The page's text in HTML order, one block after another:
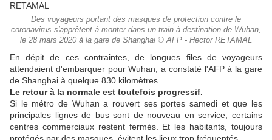
Des voyageurs portant des masques de protection contre le
coronavirus s'apprêtent à monter dans un train à destination de Wuhan,
le 28 mars 2020 à la gare de Shanghai © AFP - Hector RETAMAL
En dépit de ces contraintes, de longues files de voyageurs
attendaient d'embarquer pour Wuhan, a constaté l'AFP à la gare
de Shanghai à quelque 830 kilomètres.
Le retour à la normale est toutefois progressif.
Si le métro de Wuhan a rouvert ses portes samedi et que les
principales lignes de bus sont de nouveau en service, certains
centres commerciaux restent fermés. Et les habitants, toujours